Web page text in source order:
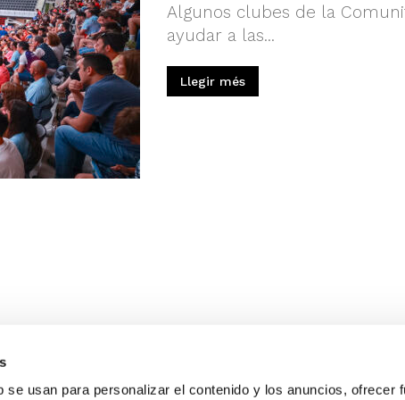
se usan para personalizar el contenido y los anuncios, ofrecer
Algunos clubes de la
ayudar a las...
Llegir més